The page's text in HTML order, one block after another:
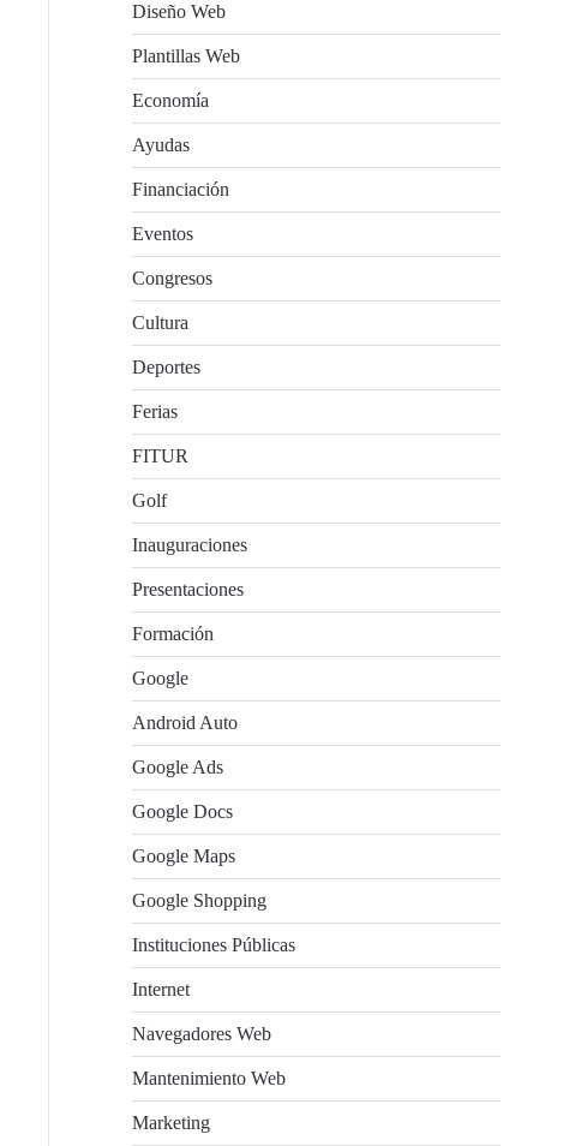
Diseño Web
Plantillas Web
Economía
Ayudas
Financiación
Eventos
Congresos
Cultura
Deportes
Ferias
FITUR
Golf
Inauguraciones
Presentaciones
Formación
Google
Android Auto
Google Ads
Google Docs
Google Maps
Google Shopping
Instituciones Públicas
Internet
Navegadores Web
Mantenimiento Web
Marketing